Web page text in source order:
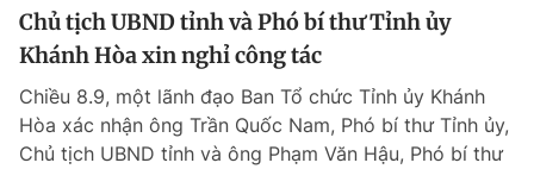
Chủ tịch UBND tỉnh và Phó bí thư Tỉnh ủy
Khánh Hòa xin nghỉ công tác
Chiều 8.9, một lãnh đạo Ban Tổ chức Tỉnh ủy Khánh
Hòa xác nhận ông Trần Quốc Nam, Phó bí thư Tỉnh ủy,
Chủ tịch UBND tỉnh và ông Phạm Văn Hậu, Phó bí thư